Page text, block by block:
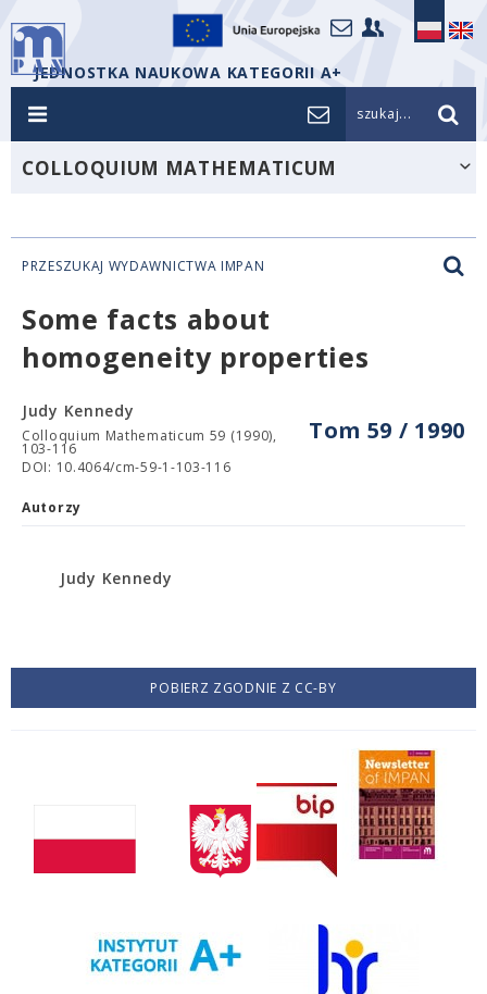
JEDNOSTKA NAUKOWA KATEGORII A+
szukaj...
COLLOQUIUM MATHEMATICUM
PRZESZUKAJ WYDAWNICTWA IMPAN
Some facts about
homogeneity properties
Tom 59 / 1990
Judy Kennedy
Colloquium Mathematicum 59 (1990),
103-116
DOI: 10.4064/cm-59-1-103-116
Autorzy
Judy Kennedy
POBIERZ ZGODNIE Z CC-BY